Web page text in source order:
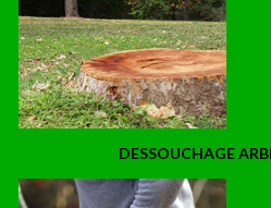
DESSOUCHAGE